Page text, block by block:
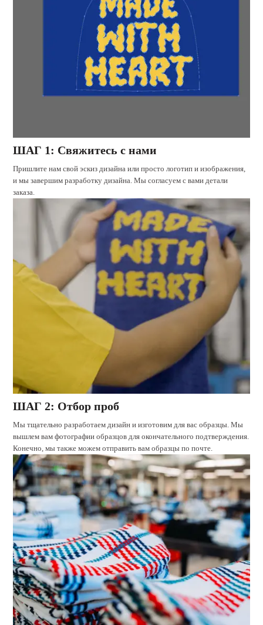
ШАГ 1: Свяжитесь с нами
Пришлите нам свой эскиз дизайна или просто логотип и изображения,
и мы завершим разработку дизайна. Мы согласуем с вами детали
заказа.
ШАГ 2: Отбор проб
Мы тщательно разработаем дизайн и изготовим для вас образцы. Мы
вышлем вам фотографии образцов для окончательного подтверждения.
Конечно, мы также можем отправить вам образцы по почте.